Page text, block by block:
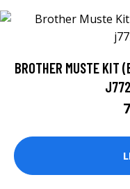
BROTHER MUSTE